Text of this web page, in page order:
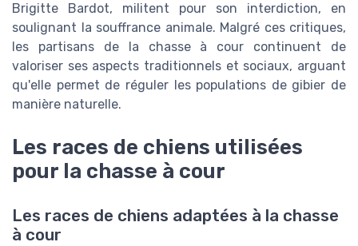
Brigitte Bardot, militent pour son interdiction, en
soulignant la souffrance animale. Malgré ces critiques,
les partisans de la chasse à cour continuent de
valoriser ses aspects traditionnels et sociaux, arguant
qu'elle permet de réguler les populations de gibier de
manière naturelle.
Les races de chiens utilisées
pour la chasse à cour
Les races de chiens adaptées à la chasse
à cour